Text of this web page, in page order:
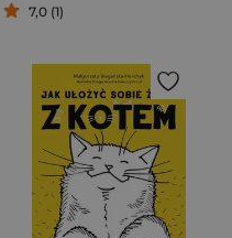
7,0 (1)